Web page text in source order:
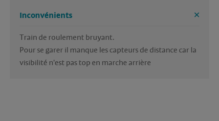
Inconvénients
Train de roulement bruyant.
Pour se garer il manque les capteurs de distance car la
visibilité n'est pas top en marche arrière